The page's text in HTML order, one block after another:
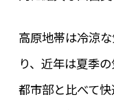
高原地帯は冷涼
り、近年は夏季
都市部と比べて